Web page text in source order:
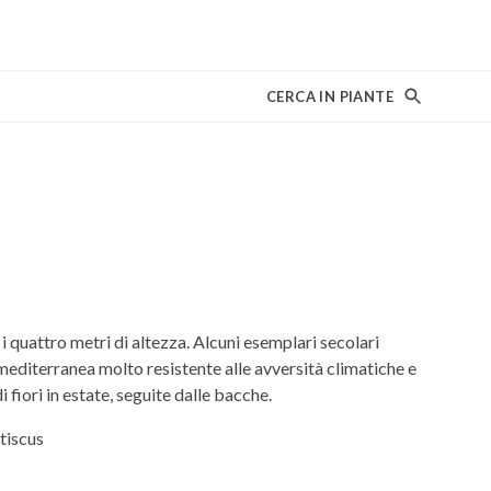
CERCA IN PIANTE
quattro metri di altezza. Alcuni esemplari secolari
molto resistente alle avversità climatiche e
fiori in estate, seguite dalle bacche.